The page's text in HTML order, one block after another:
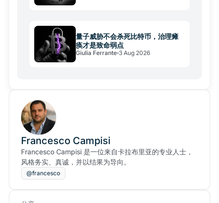
量子威胁不会杀死比特币，治理瘫
痪才是致命弱点
Giulia Ferrante 3 Aug 2026
Francesco Campisi
Francesco Campisi 是一位来自卡拉布里亚的专业人士，
风格务实、真诚，并以结果为导向。
@francesco